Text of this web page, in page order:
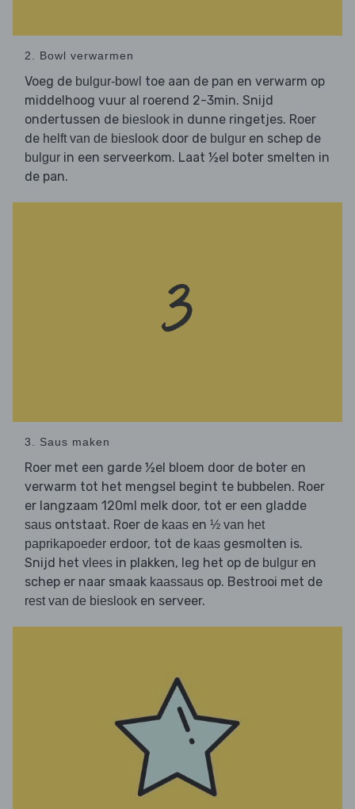
2. Bowl verwarmen
Voeg de bulgur-bowl toe aan de pan en verwarm op
middelhoog vuur al roerend 2-3min. Snijd
ondertussen de bieslook in dunne ringetjes. Roer
de helft van de bieslook door de bulgur en schep de
bulgur in een serveerkom. Laat ½el boter smelten in
de pan.
3. Saus maken
Roer met een garde ½el bloem door de boter en
verwarm tot het mengsel begint te bubbelen. Roer
er langzaam 120ml melk door, tot er een gladde
saus ontstaat. Roer de kaas en ½ van het
paprikapoeder erdoor, tot de kaas gesmolten is.
Snijd het vlees in plakken, leg het op de bulgur en
schep er naar smaak kaassaus op. Bestrooi met de
rest van de bieslook en serveer.